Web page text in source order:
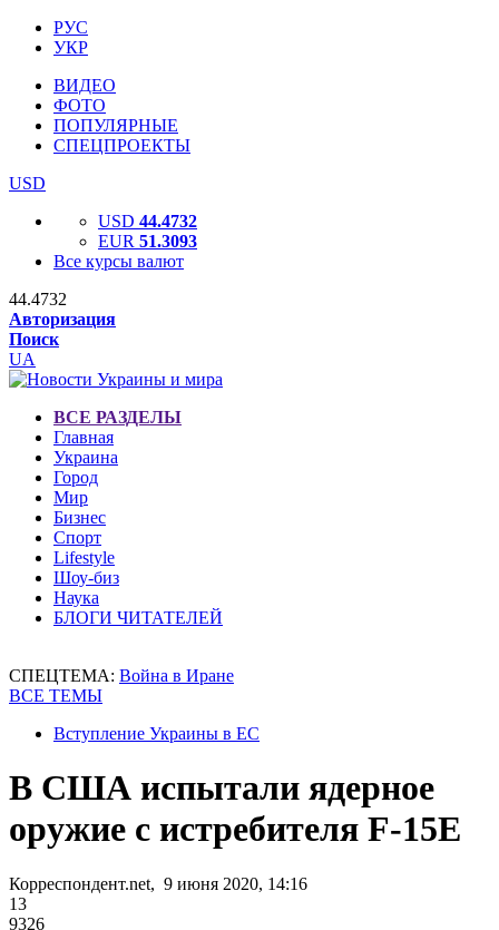
РУС
УКР
ВИДЕО
ФОТО
ПОПУЛЯРНЫЕ
СПЕЦПРОЕКТЫ
USD
USD 44.4732
EUR 51.3093
Все курсы валют
44.4732
Авторизация
Поиск
UA
ВСЕ РАЗДЕЛЫ
Главная
Украина
Город
Мир
Бизнес
Спорт
Lifestyle
Шоу-биз
Наука
БЛОГИ ЧИТАТЕЛЕЙ
СПЕЦТЕМА: Война в Иране
ВСЕ ТЕМЫ
Вступление Украины в ЕС
В США испытали ядерное
оружие с истребителя F-15E
Корреспондент.net, 9 июня 2020, 14:16
13
9326